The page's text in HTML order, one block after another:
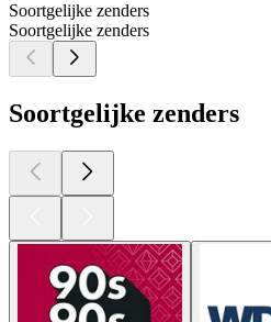
Soortgelijke zenders
Soortgelijke zenders
Soortgelijke zenders